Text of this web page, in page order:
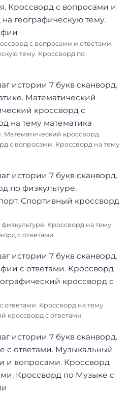
с вопросами и ответами.
тему. Кроссворд по
Математический кроссворд.
с вопросами. Кроссворд на тему
Кроссворд на тему
с ответами
ответами. Кроссворд на тему
кроссворд с ответами